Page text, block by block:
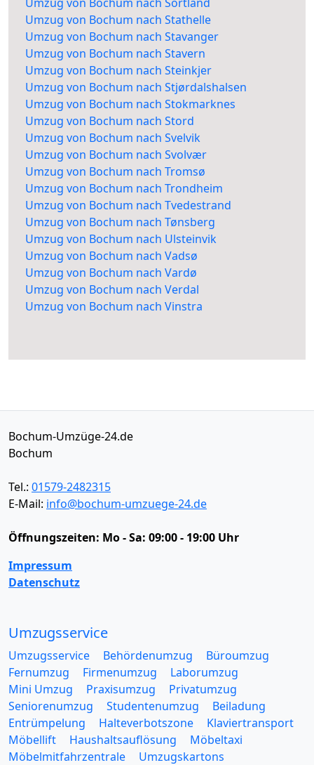
Umzug von Bochum nach Stathelle
Umzug von Bochum nach Stavanger
Umzug von Bochum nach Stavern
Umzug von Bochum nach Steinkjer
Umzug von Bochum nach Stjørdalshalsen
Umzug von Bochum nach Stokmarknes
Umzug von Bochum nach Stord
Umzug von Bochum nach Svelvik
Umzug von Bochum nach Svolvær
Umzug von Bochum nach Tromsø
Umzug von Bochum nach Trondheim
Umzug von Bochum nach Tvedestrand
Umzug von Bochum nach Tønsberg
Umzug von Bochum nach Ulsteinvik
Umzug von Bochum nach Vadsø
Umzug von Bochum nach Vardø
Umzug von Bochum nach Verdal
Umzug von Bochum nach Vinstra
Bochum-Umzüge-24.de
Bochum
Tel.: 01579-2482315
E-Mail: info@bochum-umzuege-24.de
Öffnungszeiten: Mo - Sa: 09:00 - 19:00 Uhr
Impressum
Datenschutz
Umzugsservice
Umzugsservice Behördenumzug
Büroumzug
Fernumzug
Firmenumzug
Laborumzug
Mini Umzug
Praxisumzug
Privatumzug
Seniorenumzug
Studentenumzug
Beiladung
Entrümpelung
Halteverbotszone
Klaviertransport
Möbellift
Haushaltsauflösung
Möbeltaxi
Möbelmitfahrzentrale
Umzugskartons